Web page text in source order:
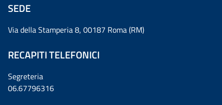
SEDE
Via della Stamperia 8, 00187 Roma (RM)
RECAPITI TELEFONICI
Segreteria
06.67796316